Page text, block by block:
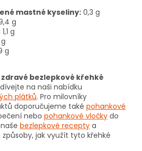
mastné kyseliny: 0,3 g
g
1,1 g
g
zdravé bezlepkové křehké
na naši nabídku
plátků. Pro milovníky
doporučujeme také pohankové
nebo pohankové vločky do
bezlepkové recepty a
jak využít tyto křehké